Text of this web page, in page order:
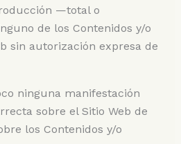
—total o
de los Contenidos y/o
sin autorización expresa de
ninguna manifestación
sobre el Sitio Web de
los Contenidos y/o